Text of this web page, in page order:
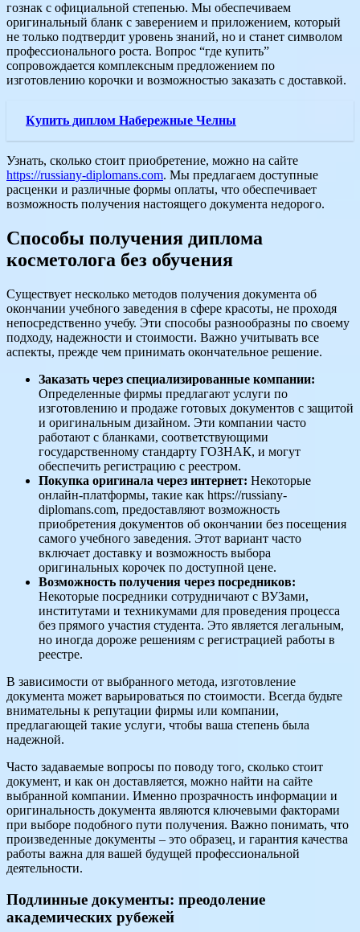
гознак с официальной степенью. Мы обеспечиваем
оригинальный бланк с заверением и приложением, который
не только подтвердит уровень знаний, но и станет символом
профессионального роста. Вопрос “где купить”
сопровождается комплексным предложением по
изготовлению корочки и возможностью заказать с доставкой.
Купить диплом Набережные Челны
Узнать, сколько стоит приобретение, можно на сайте
https://russiany-diplomans.com. Мы предлагаем доступные
расценки и различные формы оплаты, что обеспечивает
возможность получения настоящего документа недорого.
Способы получения диплома
косметолога без обучения
Существует несколько методов получения документа об
окончании учебного заведения в сфере красоты, не проходя
непосредственно учебу. Эти способы разнообразны по своему
подходу, надежности и стоимости. Важно учитывать все
аспекты, прежде чем принимать окончательное решение.
Заказать через специализированные компании:
Определенные фирмы предлагают услуги по
изготовлению и продаже готовых документов с защитой
и оригинальным дизайном. Эти компании часто
работают с бланками, соответствующими
государственному стандарту ГОЗНАК, и могут
обеспечить регистрацию с реестром.
Покупка оригинала через интернет: Некоторые
онлайн-платформы, такие как https://russiany-
diplomans.com, предоставляют возможность
приобретения документов об окончании без посещения
самого учебного заведения. Этот вариант часто
включает доставку и возможность выбора
оригинальных корочек по доступной цене.
Возможность получения через посредников:
Некоторые посредники сотрудничают с ВУЗами,
институтами и техникумами для проведения процесса
без прямого участия студента. Это является легальным,
но иногда дороже решениям с регистрацией работы в
реестре.
В зависимости от выбранного метода, изготовление
документа может варьироваться по стоимости. Всегда будьте
внимательны к репутации фирмы или компании,
предлагающей такие услуги, чтобы ваша степень была
надежной.
Часто задаваемые вопросы по поводу того, сколько стоит
документ, и как он доставляется, можно найти на сайте
выбранной компании. Именно прозрачность информации и
оригинальность документа являются ключевыми факторами
при выборе подобного пути получения. Важно понимать, что
произведенные документы – это образец, и гарантия качества
работы важна для вашей будущей профессиональной
деятельности.
Подлинные документы: преодоление
академических рубежей